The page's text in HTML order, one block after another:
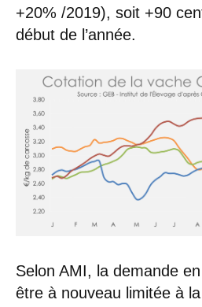
+20% /2019), soit +90
début de l’année.
Selon AMI, la demande
être à nouveau limitée à